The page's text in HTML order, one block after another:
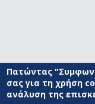
© ΠΑΝΕΠΙΣΤΗΜΙΟ ΑΙΓΑΙΟΥ
Πατώντας
σας για τη χρήση
ανάλυση της